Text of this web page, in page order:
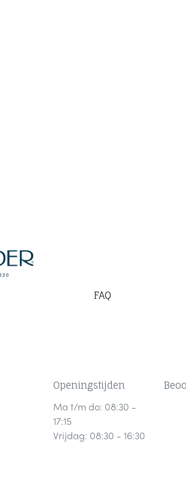
Openingstijden
Ma t/m do: 08:30 -
17:15
Vrijdag: 08:30 - 16:30
FAQ